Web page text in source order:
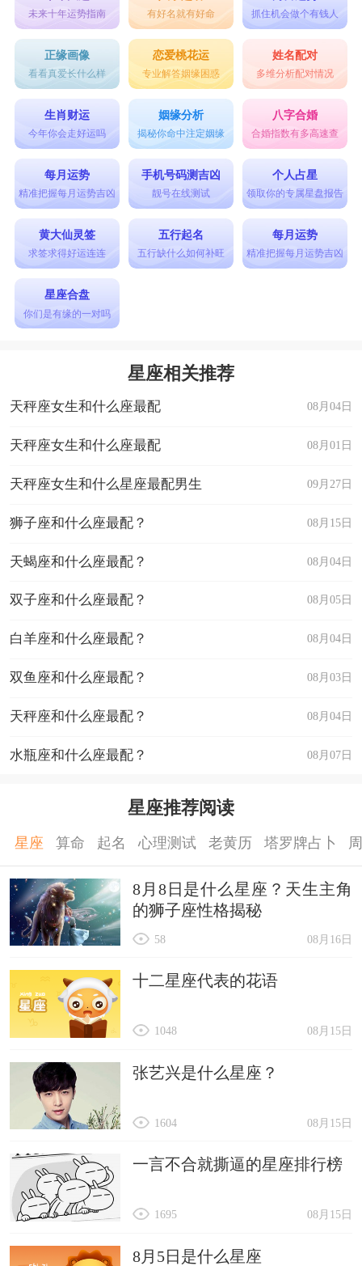
未来十年运势指南 有好名就有好命 抓住机会做个有钱人
正缘画像
看看真爱长什么样
恋爱桃花运
专业解答姻缘困惑
姓名配对
多维分析配对情况
生肖财运
今年你会走好运吗
姻缘分析
揭秘你命中注定姻缘
八字合婚
合婚指数有多高速查
每月运势
精准把握每月运势吉凶
手机号码测吉凶
靓号在线测试
个人占星
领取你的专属星盘报告
黄大仙灵签
求签求得好运连连
五行起名
五行缺什么如何补旺
每月运势
精准把握每月运势吉凶
星座合盘
你们是有缘的一对吗
星座相关推荐
08月04日
天秤座女生和什么座最配
08月01日
天秤座女生和什么座最配
09月27日
天秤座女生和什么星座最配男生
08月15日
狮子座和什么座最配？
08月04日
天蝎座和什么座最配？
08月05日
双子座和什么座最配？
08月04日
白羊座和什么座最配？
08月03日
双鱼座和什么座最配？
08月04日
天秤座和什么座最配？
08月07日
水瓶座和什么座最配？
星座推荐阅读
星座 算命 起名 心理测试 老黄历 塔罗牌占卜
8月8日是什么星座？天生主角
的狮子座性格揭秘
08月16日
58
十二星座代表的花语
08月15日
1048
张艺兴是什么星座？
08月15日
1604
一言不合就撕逼的星座排行榜
08月15日
1695
8月5日是什么星座